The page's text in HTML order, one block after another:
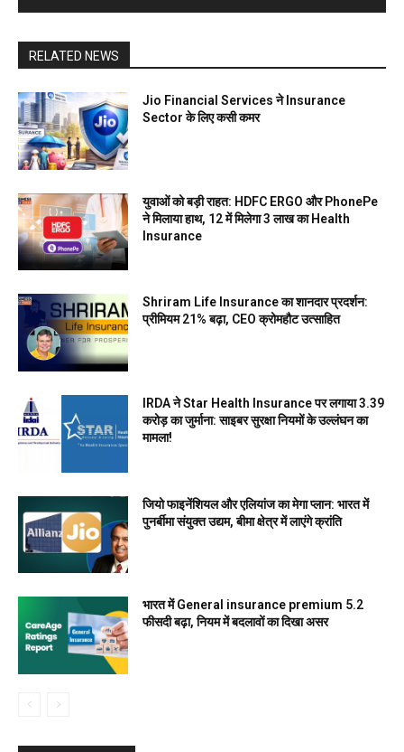
RELATED NEWS
Jio Financial Services ने Insurance
Sector के लिए कसी कमर
युवाओं को बड़ी राहत: HDFC ERGO और PhonePe
ने मिलाया हाथ, ₹12 में मिलेगा ₹3 लाख का Health
Insurance
Shriram Life Insurance का शानदार प्रदर्शन:
प्रीमियम 21% बढ़ा, CEO क्रोमहौट उत्साहित
IRDA ने Star Health Insurance पर लगाया ₹3.39
करोड़ का जुर्माना: साइबर सुरक्षा नियमों के उल्लंघन का
मामला!
जियो फाइनेंशियल और एलियांज का मेगा प्लान: भारत में
पुनर्बीमा संयुक्त उद्यम, बीमा क्षेत्र में लाएंगे क्रांति
भारत में General insurance premium 5.2
फीसदी बढ़ा, नियम में बदलावों का दिखा असर